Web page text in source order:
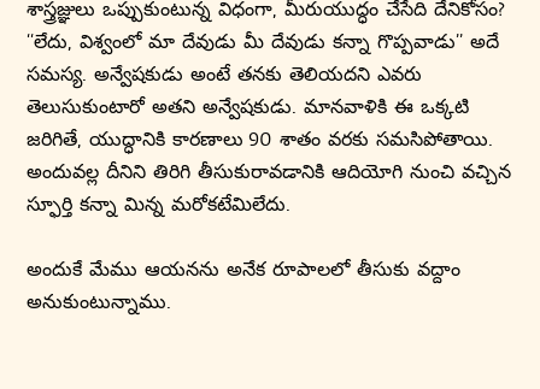
శాస్త్రజ్ఞులు ఒప్పుకుంటున్న విధంగా, మీరుయుద్ధం చేసేది దేనికోసం?
‘‘లేదు, విశ్వంలో మా దేవుడు మీ దేవుడు కన్నా గొప్పవాడు’’ అదే
సమస్య. అన్వేషకుడు అంటే తనకు తెలియదని ఎవరు
తెలుసుకుంటారో అతని అన్వేషకుడు. మానవాళికి ఈ ఒక్కటి
జరిగితే, యుద్ధానికి కారణాలు 90 శాతం వరకు సమసిపోతాయి.
అందువల్ల దీనిని తిరిగి తీసుకురావడానికి ఆదియోగి నుంచి వచ్చిన
స్ఫూర్తి కన్నా మిన్న మరోకటేమిలేదు.
అందుకే మేము ఆయనను అనేక రూపాలలో తీసుకు వద్దాం
అనుకుంటున్నాము.